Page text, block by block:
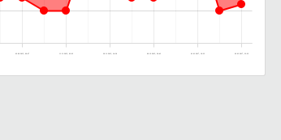
02.09.2015, 00:07 11.11.2015, 02:03 29.11.2015, 14:26 06.12.2015, 20:43 01.01.2017, 19:23 02.03.2017, 23:22